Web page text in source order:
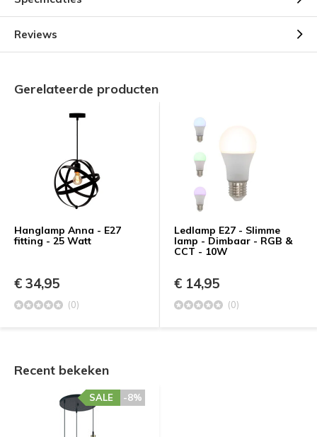
Reviews
Gerelateerde producten
Hanglamp Anna - E27
fitting - 25 Watt
€ 34,95
(0)
Ledlamp E27 - Slimme
lamp - Dimbaar - RGB &
CCT - 10W
€ 14,95
(0)
Recent bekeken
-8%
SALE